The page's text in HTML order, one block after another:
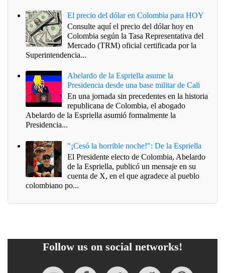
El precio del dólar en Colombia para HOY
Consulte aquí el precio del dólar hoy en
Colombia según la Tasa Representativa del
Mercado (TRM) oficial certificada por la
Superintendencia...
Abelardo de la Espriella asume la
Presidencia desde una base militar de Cali
En una jornada sin precedentes en la historia
republicana de Colombia, el abogado
Abelardo de la Espriella asumió formalmente la
Presidencia...
"¡Cesó la horrible noche!": De la Espriella
El Presidente electo de Colombia, Abelardo
de la Espriella, publicó un mensaje en su
cuenta de X, en el que agradece al pueblo
colombiano po...
Follow us on social networks!